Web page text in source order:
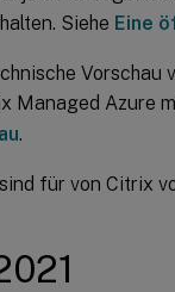
Siehe Eine
Managed Azure
.
für von Citrix